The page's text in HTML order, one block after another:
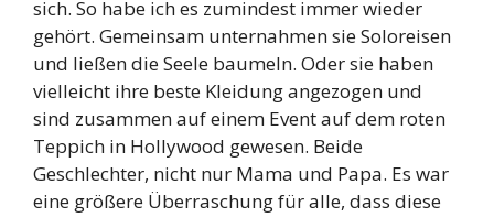
sich. So habe ich es zumindest immer wieder
gehört. Gemeinsam unternahmen sie Soloreisen
und ließen die Seele baumeln. Oder sie haben
vielleicht ihre beste Kleidung angezogen und
sind zusammen auf einem Event auf dem roten
Teppich in Hollywood gewesen. Beide
Geschlechter, nicht nur Mama und Papa. Es war
eine größere Überraschung für alle, dass diese